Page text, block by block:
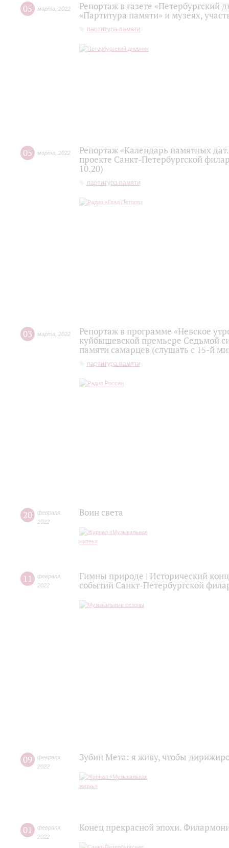
05 марта 2022
Репортаж в газете «Петербургский
«Партитура памяти» и музеях,
партитура памяти
05 марта 2022
Репортаж «Календарь памятных
проекте Санкт-Петербургской
10.20)
партитура памяти
03 марта 2022
Репортаж в программе «Невское
куйбышевской премьере Седьмой
памяти самарцев (слушать с 15-й
партитура памяти
20 февраля
2022
Воин света
11 февраля
2022
Гимны природе | Исторический
событий Санкт-Петербургской
09 февраля
2022
Зубин Мета: я живу, чтобы
01 февраля
2022
Конец прекрасной эпохи.